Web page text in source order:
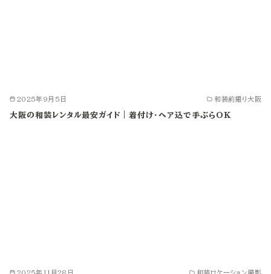
2025年9月5日 和装前撮り大阪
大阪の和装レンタル最安ガイド｜着付け・ヘア込で手ぶらOK
2025年11月28日 和装ロケーション撮影